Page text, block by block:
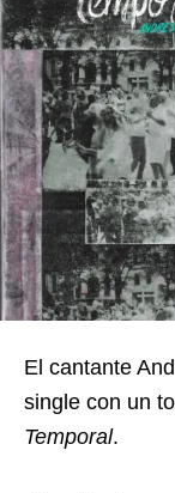
El cantante
single con un
Temporal.